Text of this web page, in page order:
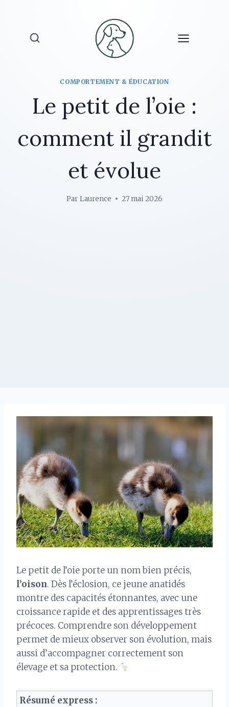
contenu
COMPORTEMENT & ÉDUCATION
Le petit de l’oie :
comment il grandit
et évolue
Par Laurence 27 mai 2026
Le petit de l’oie porte un nom bien précis,
l’oison. Dès l’éclosion, ce jeune anatidés
montre des capacités étonnantes, avec une
croissance rapide et des apprentissages très
précoces. Comprendre son développement
permet de mieux observer son évolution, mais
aussi d’accompagner correctement son
élevage et sa protection.
Résumé express :